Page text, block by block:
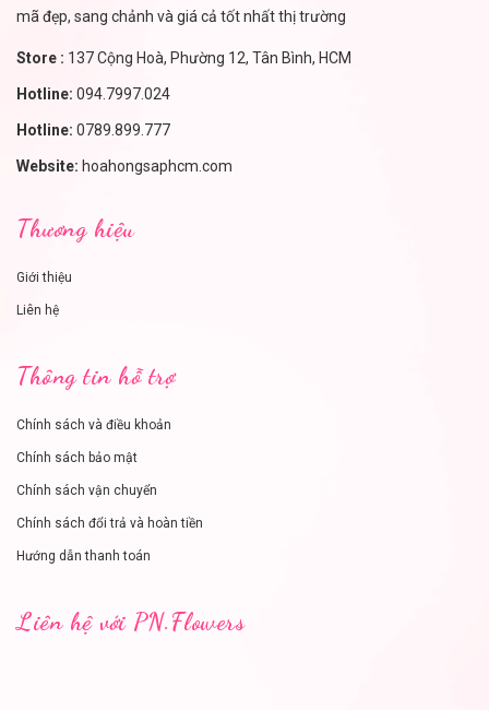
mã đẹp, sang chảnh và giá cả tốt nhất thị trường
Store : 137 Cộng Hoà, Phường 12, Tân Bình, HCM
Hotline: 094.7997.024
Hotline: 0789.899.777
Website: hoahongsaphcm.com
Thương hiệu
Giới thiệu
Liên hệ
Thông tin hỗ trợ
Chính sách và điều khoản
Chính sách bảo mật
Chính sách vận chuyển
Chính sách đổi trả và hoàn tiền
Hướng dẫn thanh toán
Liên hệ với PN.Flowers